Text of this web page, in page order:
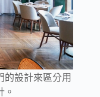
設計來區分用
。